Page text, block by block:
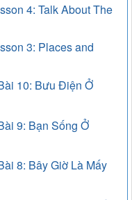
4: Talk About The
3: Places and
10: Bưu Điện Ở
9: Bạn Sống Ở
8: Bây Giờ Là Mấy